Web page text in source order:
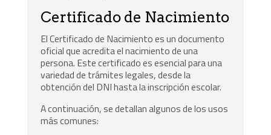
Certificado de Nacimiento
El Certificado de Nacimiento es un documento
oficial que acredita el nacimiento de una
persona. Este certificado es esencial para una
variedad de trámites legales, desde la
obtención del DNI hasta la inscripción escolar.
A continuación, se detallan algunos de los usos
más comunes: